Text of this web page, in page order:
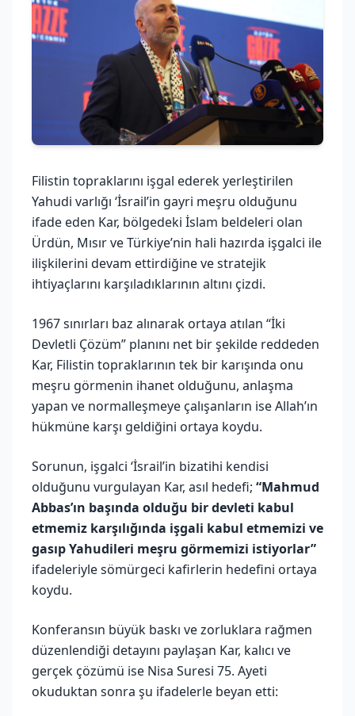
Filistin topraklarını işgal ederek yerleştirilen
Yahudi varlığı ‘İsrail’in gayri meşru olduğunu
ifade eden Kar, bölgedeki İslam beldeleri olan
Ürdün, Mısır ve Türkiye’nin hali hazırda işgalci ile
ilişkilerini devam ettirdiğine ve stratejik
ihtiyaçlarını karşıladıklarının altını çizdi.
1967 sınırları baz alınarak ortaya atılan “İki
Devletli Çözüm” planını net bir şekilde reddeden
Kar, Filistin topraklarının tek bir karışında onu
meşru görmenin ihanet olduğunu, anlaşma
yapan ve normalleşmeye çalışanların ise Allah’ın
hükmüne karşı geldiğini ortaya koydu.
Sorunun, işgalci ‘İsrail’in bizatihi kendisi
olduğunu vurgulayan Kar, asıl hedefi; “Mahmud
Abbas’ın başında olduğu bir devleti kabul
etmemiz karşılığında işgali kabul etmemizi ve
gasıp Yahudileri meşru görmemizi istiyorlar”
ifadeleriyle sömürgeci kafirlerin hedefini ortaya
koydu.
Konferansın büyük baskı ve zorluklara rağmen
düzenlendiği detayını paylaşan Kar, kalıcı ve
gerçek çözümü ise Nisa Suresi 75. Ayeti
okuduktan sonra şu ifadelerle beyan etti: